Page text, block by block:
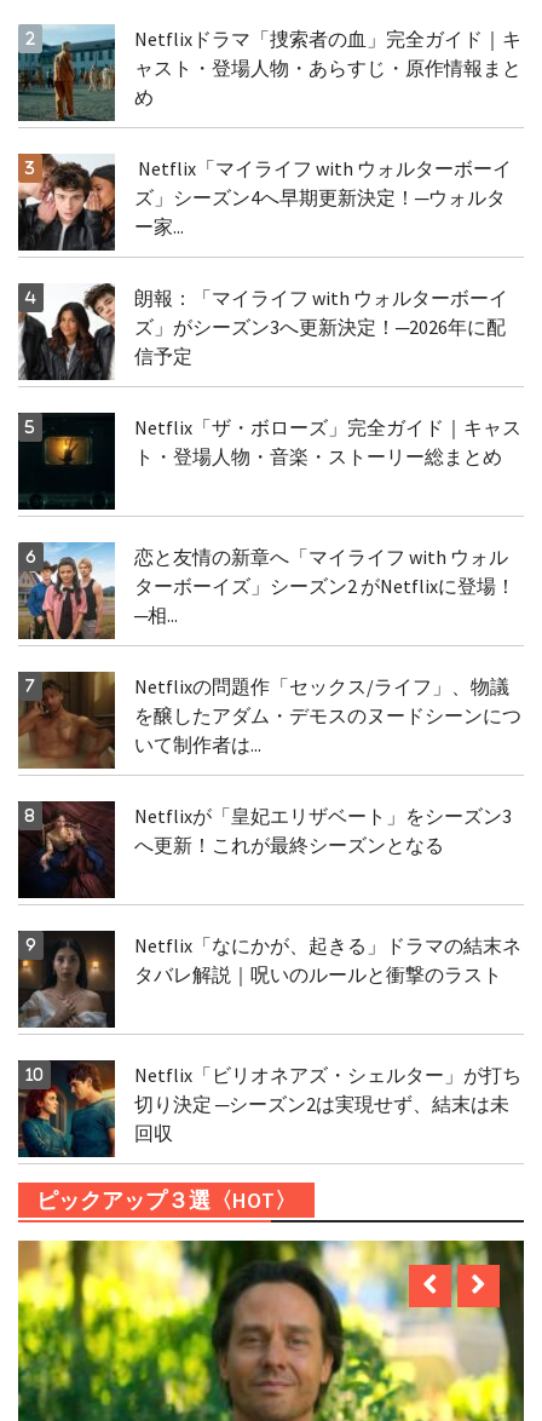
Netflixドラマ「捜索者の血」完全ガイド｜キ
ャスト・登場人物・あらすじ・原作情報まと
め
Netflix「マイライフ with ウォルターボーイ
ズ」シーズン4へ早期更新決定！─ウォルタ
ー家...
朗報：「マイライフ with ウォルターボーイ
ズ」がシーズン3へ更新決定！─2026年に配
信予定
Netflix「ザ・ボローズ」完全ガイド｜キャス
ト・登場人物・音楽・ストーリー総まとめ
恋と友情の新章へ「マイライフ with ウォル
ターボーイズ」シーズン2 がNetflixに登場！
─相...
Netflixの問題作「セックス/ライフ」、物議
を醸したアダム・デモスのヌードシーンにつ
いて制作者は...
Netflixが「皇妃エリザベート」をシーズン3
へ更新！これが最終シーズンとなる
Netflix「なにかが、起きる」ドラマの結末ネ
タバレ解説｜呪いのルールと衝撃のラスト
Netflix「ビリオネアズ・シェルター」が打ち
切り決定 ─シーズン2は実現せず、結末は未
回収
ピックアップ３選〈HOT〉